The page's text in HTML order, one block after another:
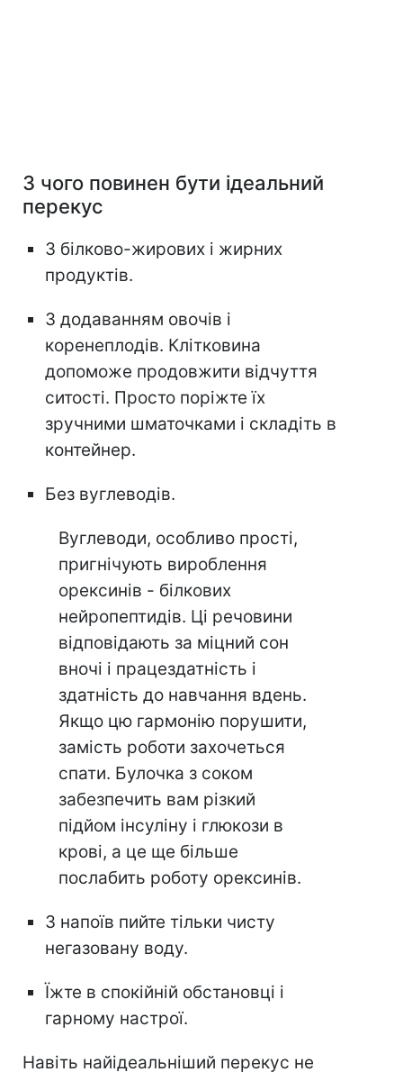
З чого повинен бути ідеальний
перекус
З білково-жирових і жирних
продуктів.
З додаванням овочів і
коренеплодів. Клітковина
допоможе продовжити відчуття
ситості. Просто поріжте їх
зручними шматочками і складіть в
контейнер.
Без вуглеводів.
Вуглеводи, особливо прості,
пригнічують вироблення
орексинів - білкових
нейропептидів. Ці речовини
відповідають за міцний сон
вночі і працездатність і
здатність до навчання вдень.
Якщо цю гармонію порушити,
замість роботи захочеться
спати. Булочка з соком
забезпечить вам різкий
підйом інсуліну і глюкози в
крові, а це ще більше
послабить роботу орексинів.
З напоїв пийте тільки чисту
негазовану воду.
Їжте в спокійній обстановці і
гарному настрої.
Навіть найідеальніший перекус не